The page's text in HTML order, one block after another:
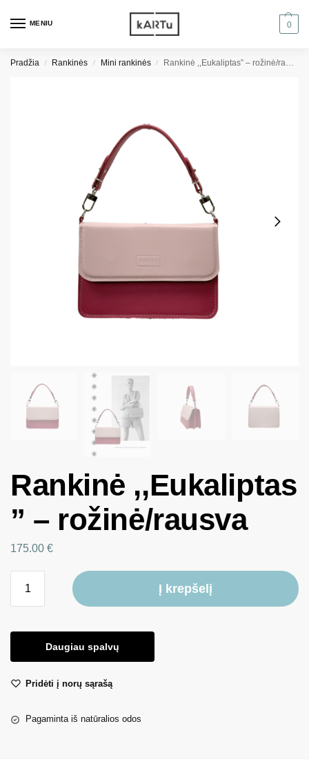
MENIU 0
Pradžia / Rankinės / Mini rankinės / Rankinė ,,Eukaliptas” – rožinė/rausva
Rankinė ,,Eukaliptas
” – rožinė/rausva
175.00 €
Į krepšelį
Daugiau spalvų
Pridėti į norų sąrašą
Pagaminta iš natūralios odos